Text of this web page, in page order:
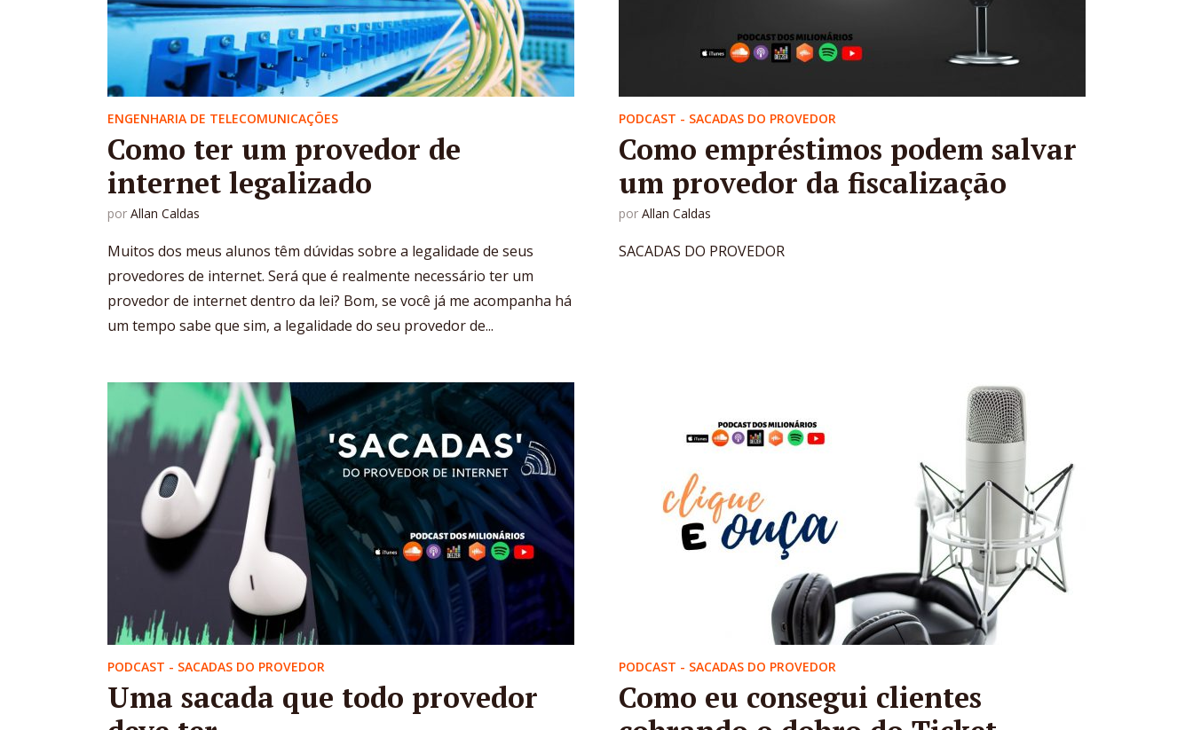
ENGENHARIA DE TELECOMUNICAÇÕES
Como ter um provedor de
internet legalizado
por Allan Caldas
Muitos dos meus alunos têm dúvidas sobre a legalidade de seus
provedores de internet. Será que é realmente necessário ter um
provedor de internet dentro da lei? Bom, se você já me acompanha há
um tempo sabe que sim, a legalidade do seu provedor de...
PODCAST - SACADAS DO PROVEDOR
Como empréstimos podem salvar
um provedor da fiscalização
por Allan Caldas
SACADAS DO PROVEDOR
PODCAST - SACADAS DO PROVEDOR
Uma sacada que todo provedor
PODCAST - SACADAS DO PROVEDOR
Como eu consegui clientes